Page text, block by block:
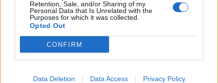
Retention, Sale, and/or Sharing of my
Personal Data that Is Unrelated with the
Purposes for which it was collected.
Opted Out
CONFIRM
Data Deletion Data Access Privacy Policy
Colheita de sangue regressa ao
Hospital Sousa Martins durante o mês